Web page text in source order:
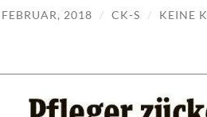
2018 / CK-S / KEINE